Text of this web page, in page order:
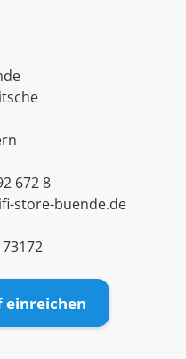
672 8
store-buende.de
einreichen